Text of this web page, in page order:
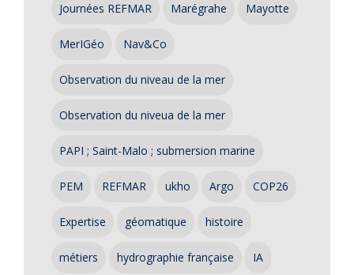
Journées REFMAR Marégrahe Mayotte
MerIGéo Nav&Co
Observation du niveau de la mer
Observation du niveua de la mer
PAPI ; Saint-Malo ; submersion marine
PEM REFMAR ukho Argo COP26
Expertise géomatique histoire
métiers hydrographie française IA